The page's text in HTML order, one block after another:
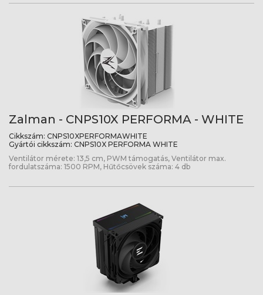
Zalman - CNPS10X PERFORMA - WHITE
Cikkszám: CNPS10XPERFORMAWHITE
Gyártói cikkszám: CNPS10X PERFORMA WHITE
Ventilátor mérete: 13,5 cm, PWM támogatás, Ventilátor max.
fordulatszáma: 1500 RPM, Hűtőcsövek száma: 4 db